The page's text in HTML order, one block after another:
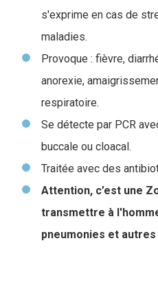
s'exprime en cas de
maladies.
Provoque : fièvre,
anorexie,
respiratoire.
Se détecte par PCR
buccale ou cloacal.
Traitée avec des
Attention, c’est une
transmettre à
pneumonies et